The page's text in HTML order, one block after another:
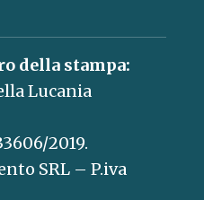
della stampa:
Lucania
2019.
SRL – P.iva